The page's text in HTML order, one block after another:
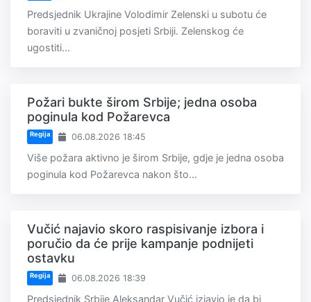
Predsjednik Ukrajine Volodimir Zelenski u subotu će
boraviti u zvaničnoj posjeti Srbiji. Zelenskog će
ugostiti...
Požari bukte širom Srbije; jedna osoba
poginula kod Požarevca
Regija 06.08.2026 18:45
Više požara aktivno je širom Srbije, gdje je jedna osoba
poginula kod Požarevca nakon što...
Vučić najavio skoro raspisivanje izbora i
poručio da će prije kampanje podnijeti
ostavku
Regija 06.08.2026 18:39
Predsjednik Srbije Aleksandar Vučić izjavio je da bi